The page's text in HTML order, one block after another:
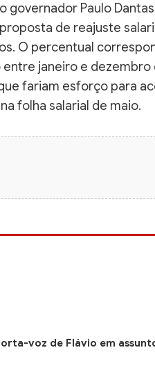
governador Paulo
de reajuste
O percentual
entre janeiro e
fariam esforço para
folha salarial de maio.
voz de Flávio em